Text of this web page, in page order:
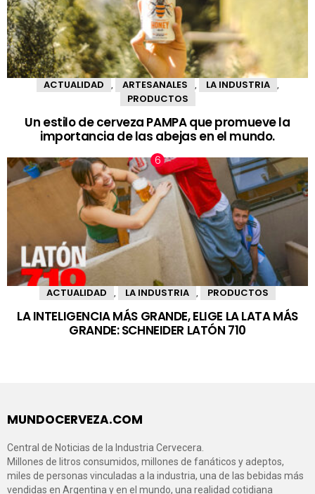
ACTUALIDAD ARTESANALES LA INDUSTRIA
PRODUCTOS
Un estilo de cerveza PAMPA que promueve la
importancia de las abejas en el mundo.
ACTUALIDAD LA INDUSTRIA PRODUCTOS
LA INTELIGENCIA MÁS GRANDE, ELIGE LA LATA MÁS
GRANDE: SCHNEIDER LATÓN 710
MUNDOCERVEZA.COM
Central de Noticias de la Industria Cervecera.
Millones de litros consumidos, millones de fanáticos y adeptos,
miles de personas vinculadas a la industria, una de las bebidas más
vendidas en Argentina y en el mundo, una realidad cotidiana